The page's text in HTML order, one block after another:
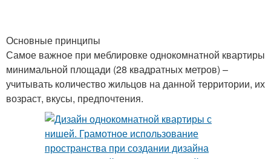
Основные принципы
Самое важное при меблировке однокомнатной квартиры
минимальной площади (28 квадратных метров) –
учитывать количество жильцов на данной территории, их
возраст, вкусы, предпочтения.